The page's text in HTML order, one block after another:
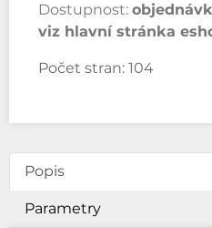
Dostupnost:
viz hlavní stránka
Počet stran: 104
Popis
Parametry